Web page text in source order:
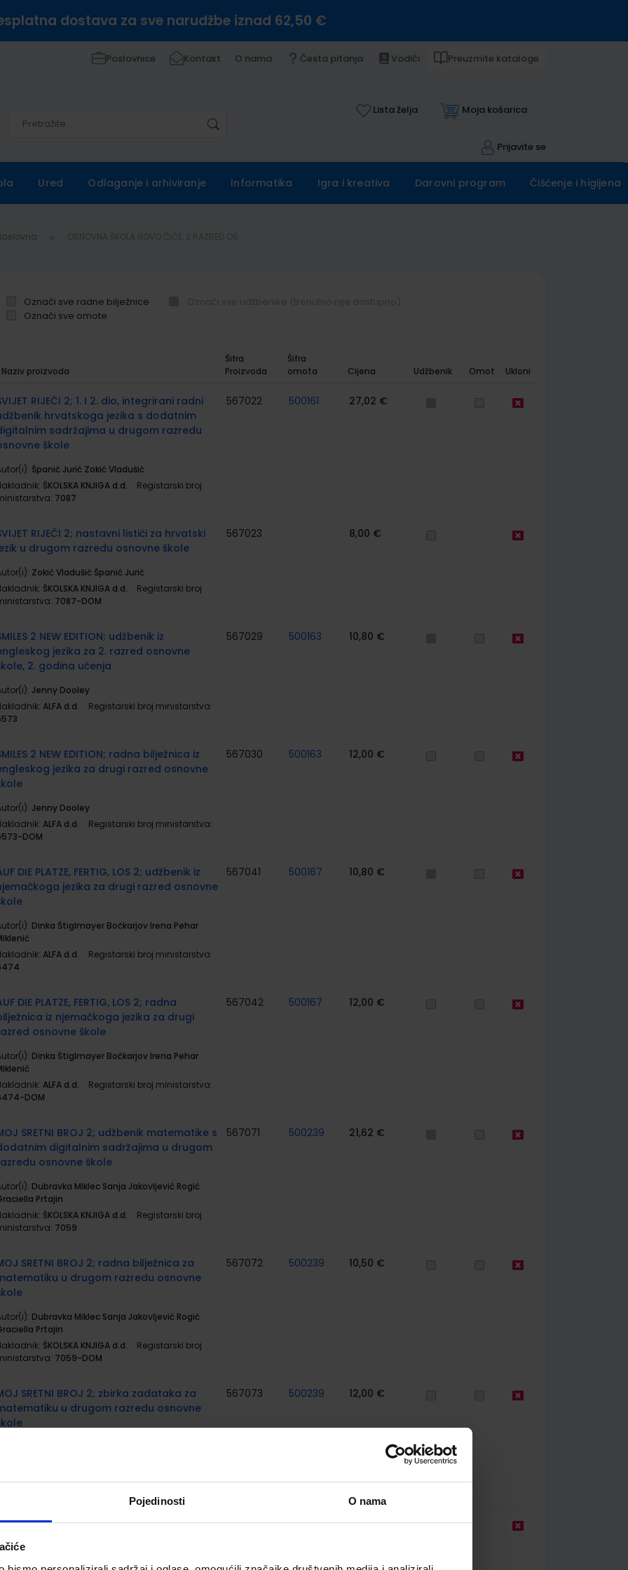
Pojedinosti O nama
dostava za sve narudžbe iznad 62,50 €
Poslovnice Kontakt O nama Česta pitanja Vodiči Preuzmite kataloge
Lista želja Moja košarica
Prijavite se
Ured Odlaganje i arhiviranje Informatika Igra i kreativa Darovni program Čišćenje i higijena
Označi sve radne bilježnice
Označi sve omote
Naziv proizvoda
Šifra
Proizvoda
Šifra
omota
Cijena Udžbenik Omot Ukloni
RIJEČI 2; 1. I 2. dio, integrirani radni
hrvatskoga jezika s dodatnim
sadržajima u drugom razredu
škole
Španić Jurić Zokić Vladušić
ŠKOLSKA KNJIGA d.d.
Registarski broj
7087
567022 500161 27,02 €
RIJEČI 2; nastavni listići za hrvatski
u drugom razredu osnovne škole
Zokić Vladušić Španić Jurić
ŠKOLSKA KNJIGA d.d.
Registarski broj
7087-DOM
567023 8,00 €
2 NEW EDITION; udžbenik iz
jezika za 2. razred osnovne
2. godina učenja
Jenny Dooley
ALFA d.d.
Registarski broj ministarstva:
567029 500163 10,80 €
2 NEW EDITION; radna bilježnica iz
jezika za drugi razred osnovne
Jenny Dooley
ALFA d.d.
Registarski broj ministarstva:
DOM
567030 500163 12,00 €
DIE PLATZE, FERTIG, LOS 2; udžbenik iz
jezika za drugi razred osnovne
Dinka Štiglmayer Bočkarjov Irena Pehar
ALFA d.d.
Registarski broj ministarstva:
567041 500167 10,80 €
DIE PLATZE, FERTIG, LOS 2; radna
iz njemačkoga jezika za drugi
osnovne škole
Dinka Štiglmayer Bočkarjov Irena Pehar
ALFA d.d.
Registarski broj ministarstva:
DOM
567042 500167 12,00 €
SRETNI BROJ 2; udžbenik matematike s
digitalnim sadržajima u drugom
osnovne škole
Dubravka Miklec Sanja Jakovljević Rogić
Prtajin
ŠKOLSKA KNJIGA d.d.
Registarski broj
7059
567071 500239 21,62 €
SRETNI BROJ 2; radna bilježnica za
u drugom razredu osnovne
Dubravka Miklec Sanja Jakovljević Rogić
Prtajin
ŠKOLSKA KNJIGA d.d.
Registarski broj
7059-DOM
567072 500239 10,50 €
SRETNI BROJ 2; zbirka zadataka za
u drugom razredu osnovne
567073 500239 12,00 €
SRETNI BROJ 2; nastavni listići za
matematiku u drugome razredu osnovne
567074 9,50 €